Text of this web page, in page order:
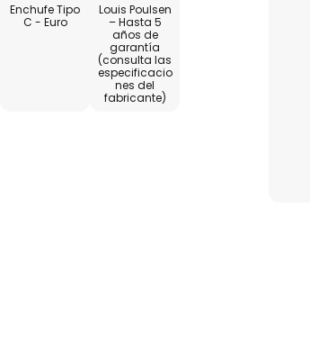
Enchufe Tipo
C - Euro
Louis Poulsen
– Hasta 5
años de
garantía
(consulta las
especificacio
nes del
fabricante)